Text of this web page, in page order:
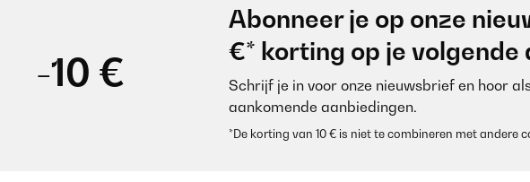
-10 €
Abonneer je op onze
€* korting op je volgende
Schrijf je in voor onze nieuwsbrief en hoor
aankomende aanbiedingen.
*De korting van 10 € is niet te combineren met andere